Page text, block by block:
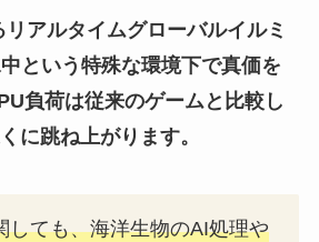
アルタイムグローバルイルミ
という特殊な環境下で真価を
負荷は従来のゲームと比較し
に跳ね上がります。
しても、海洋生物のAI処理や